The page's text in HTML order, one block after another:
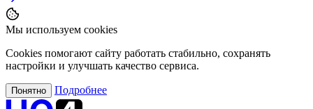
Мы используем cookies
Cookies помогают сайту работать стабильно, сохранять
настройки и улучшать качество сервиса.
Понятно Подробнее